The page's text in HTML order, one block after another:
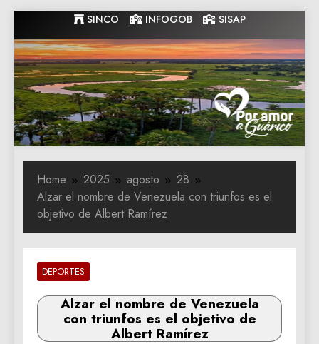
to
content
SINCO INFOGOB SISAP
Gobernacion
de Guarico
Gobernacion de Guarico
Home 2025 agosto
28
Alzar el nombre de Venezuela con triunfos es el
objetivo de Albert Ramírez
DEPORTES
Alzar el nombre de Venezuela
con triunfos es el objetivo de
Albert Ramírez